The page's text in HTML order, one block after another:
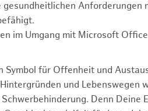
Anforderungen
im Umgang mit Microsoft Office
Symbol für Offenheit und
und Lebenswegen
Denn